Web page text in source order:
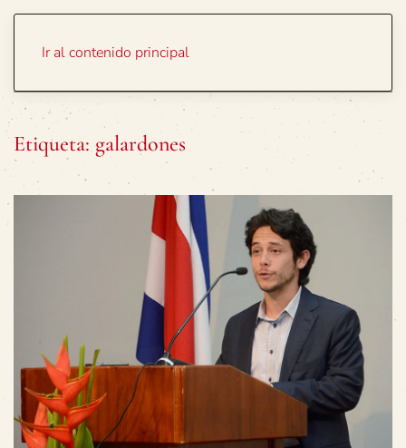
Ir al contenido principal
Etiqueta: galardones